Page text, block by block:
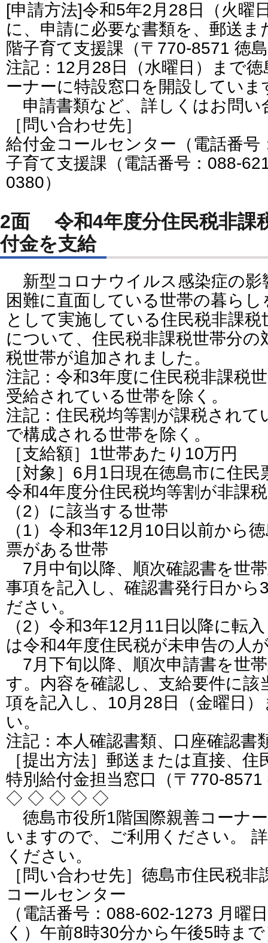
[申請方法]令和5年2月28日（火曜
に、申請に必要な書類を、郵送ま
階子育て支援課（〒770-8571 徳
注記：12月28日（水曜日）まで
ーナーに特設窓口を開設していま
申請書類など、詳しくはお問い
［問い合わせ先］
給付金コールセンター（電話番号
子育て支援課（電話番号：088-
0380）
2面 令和4年度分住民税非課
付金を支給
新型コロナウイルス感染症の影
困難に直面している世帯の暮ら
として実施している住民税非課
について、住民税非課税世帯分の
税世帯が追加されました。
注記：令和3年度に住民税非課税
受給されている世帯を除く。
注記：住民税均等割が課税されて
で構成される世帯を除く。
［支給額］1世帯あたり10万円
［対象］6月1日現在徳島市に住
令和4年度分住民税均等割が非課
（2）に該当する世帯
（1）令和3年12月10日以前から
票がある世帯
7月中旬以降、順次確認書を世
事項を記入し、確認書発行日か
ださい。
（2）令和3年12月11日以降に転
は令和4年度住民税が未申告の人
7月下旬以降、順次申請書を世
す。内容を確認し、支給要件に該
項を記入し、10月28日（金曜日
い。
注記：本人確認書類、口座確認書
［提出方法］郵送または直接、
特別給付金担当窓口（〒770-
◇ ◇ ◇ ◇ ◇
徳島市役所1階国際親善コーナ
いますので、ご利用ください。
ください。
［問い合わせ先］徳島市住民税
コールセンター
（電話番号：088-602-1273 月曜
く）午前8時30分から午後5時ま